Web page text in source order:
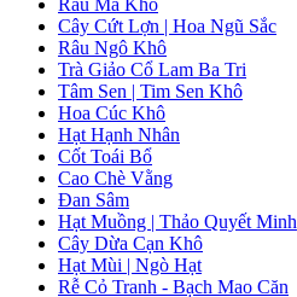
Rau Má Khô
Cây Cứt Lợn | Hoa Ngũ Sắc
Râu Ngô Khô
Trà Giảo Cổ Lam Ba Tri
Tâm Sen | Tim Sen Khô
Hoa Cúc Khô
Hạt Hạnh Nhân
Cốt Toái Bổ
Cao Chè Vằng
Đan Sâm
Hạt Muồng | Thảo Quyết Minh
Cây Dừa Cạn Khô
Hạt Mùi | Ngò Hạt
Rễ Cỏ Tranh - Bạch Mao Căn